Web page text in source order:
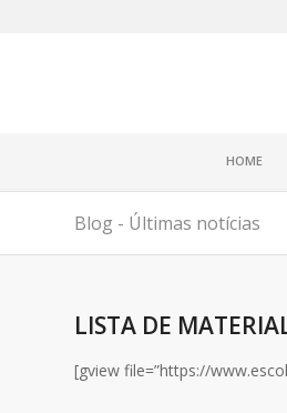
HOME
Blog - Últimas notícias
LISTA DE
[gview file=”https://